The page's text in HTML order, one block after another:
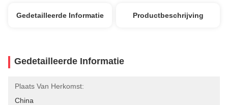
Gedetailleerde Informatie Productbeschrijving
Gedetailleerde Informatie
Plaats Van Herkomst:
China